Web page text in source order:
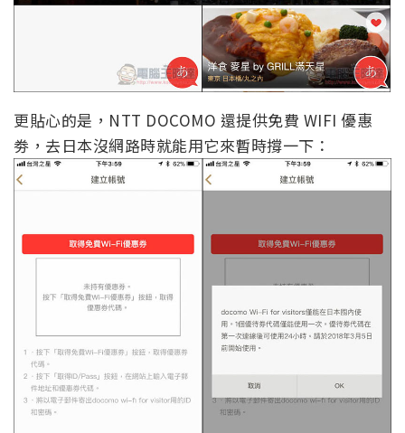
更貼心的是，NTT DOCOMO 還提供免費 WIFI 優惠
劵，去日本沒網路時就能用它來暫時撐一下：